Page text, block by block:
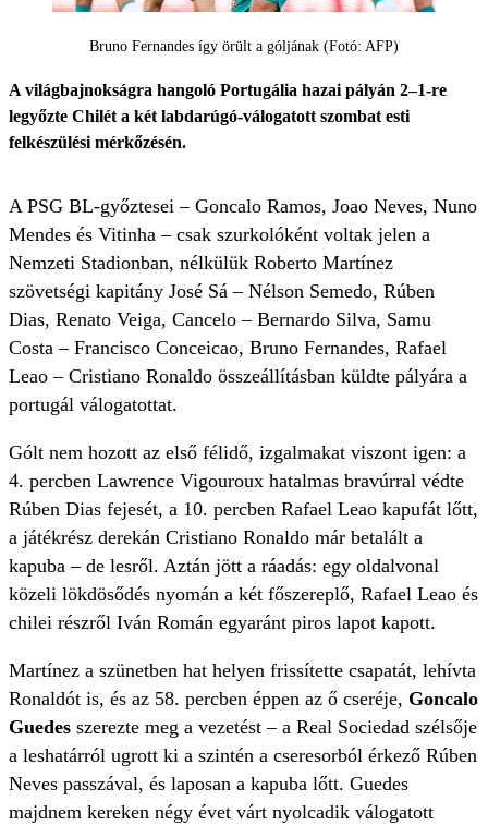
Bruno Fernandes így örült a góljának (Fotó: AFP)
A világbajnokságra hangoló Portugália hazai pályán 2–1-re
legyőzte Chilét a két labdarúgó-válogatott szombat esti
felkészülési mérkőzésén.
A PSG BL-győztesei – Goncalo Ramos, Joao Neves, Nuno
Mendes és Vitinha – csak szurkolóként voltak jelen a
Nemzeti Stadionban, nélkülük Roberto Martínez
szövetségi kapitány José Sá – Nélson Semedo, Rúben
Dias, Renato Veiga, Cancelo – Bernardo Silva, Samu
Costa – Francisco Conceicao, Bruno Fernandes, Rafael
Leao – Cristiano Ronaldo összeállításban küldte pályára a
portugál válogatottat.
Gólt nem hozott az első félidő, izgalmakat viszont igen: a
4. percben Lawrence Vigouroux hatalmas bravúrral védte
Rúben Dias fejesét, a 10. percben Rafael Leao kapufát lőtt,
a játékrész derekán Cristiano Ronaldo már betalált a
kapuba – de lesről. Aztán jött a ráadás: egy oldalvonal
közeli lökdösődés nyomán a két főszereplő, Rafael Leao és
chilei részről Iván Román egyaránt piros lapot kapott.
Martínez a szünetben hat helyen frissítette csapatát, lehívta
Ronaldót is, és az 58. percben éppen az ő cseréje, Goncalo
Guedes szerezte meg a vezetést – a Real Sociedad szélsője
a leshatárról ugrott ki a szintén a cseresorból érkező Rúben
Neves passzával, és laposan a kapuba lőtt. Guedes
majdnem kereken négy évet várt nyolcadik válogatott